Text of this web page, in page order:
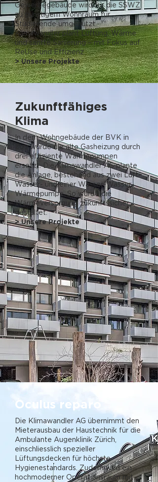
Gewerbegebäude wird für die SSWZ
zu günstigem Wohnraum für
Studierende umgenutzt.
Klimawandler plant Lüftung, Wärme
und sanfte Sanierung – mit Fokus auf
ReUse und Effizienz.
> Unsere Projekte
Zukunftfähiges
Klima
In dem Wohngebäude der BVK in
Zug wurde die alte Gasheizung durch
drei effiziente Wärmepumpen
ersetzt. Die Klimawandler AG plante
die Anlage, bestehend aus zwei Luft-
Wasser- und einer Wasser-Wasser-
Wärmepumpe. So wurde die
Wärmeversorgung zukunftssicher
gestaltet.
> Unsere Projekte
Oculus reparo
Die Klimawandler AG übernimmt den
Mieterausbau der Haustechnik für die
Ambulante Augenklinik Zürich,
einschliesslich spezieller
Lüftungsdecken für höchste
Hygienestandards. Zudem wird ein
hochmoderner Operationsraum mit